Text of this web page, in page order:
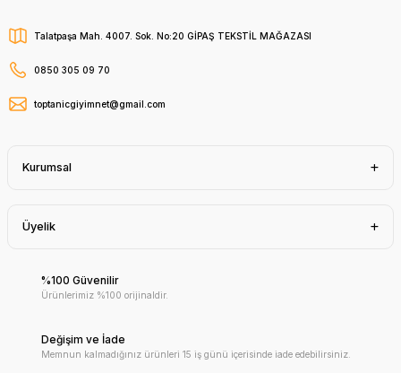
Talatpaşa Mah. 4007. Sok. No:20 GİPAŞ TEKSTİL MAĞAZASI
0850 305 09 70
toptanicgiyimnet@gmail.com
Kurumsal
Üyelik
%100 Güvenilir
Ürünlerimiz %100 orijinaldir.
Değişim ve İade
Memnun kalmadığınız ürünleri 15 iş günü içerisinde iade edebilirsiniz.